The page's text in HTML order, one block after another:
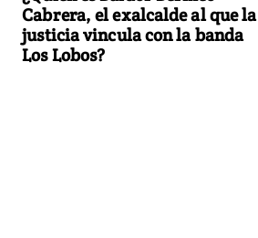
Cabrera, el exalcalde al que la
justicia vincula con la banda
Los Lobos?